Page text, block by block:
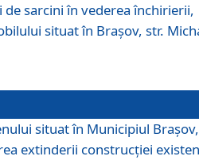
sarcini în vederea închirierii,
situat în Braşov, str.
situat în Municipiul
extinderii construcţiei